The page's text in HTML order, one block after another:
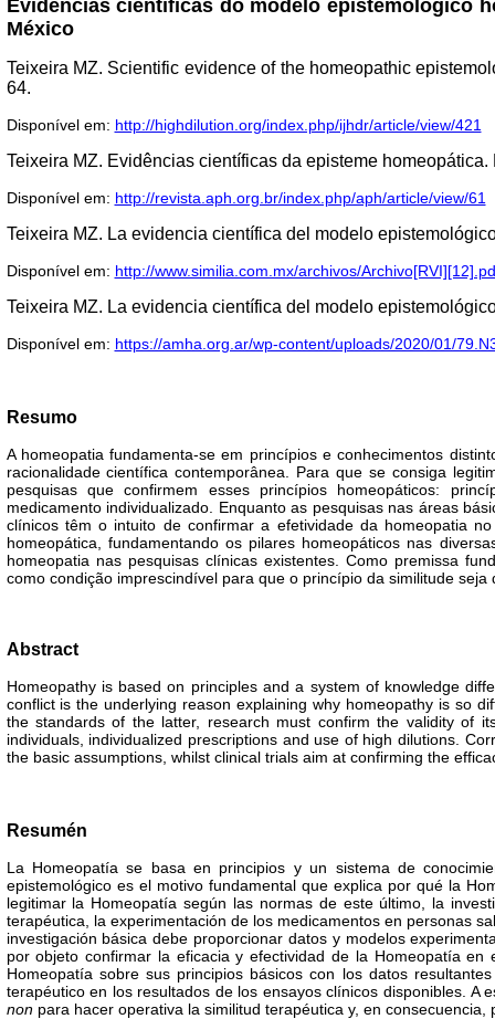
Evidências científicas do modelo epistemológico
México
Teixeira MZ. Scientific evidence of the homeopathic
64.
Disponível em: http://highdilution.org/index.php/ijhdr/article/view/421
Teixeira MZ. Evidências científicas da episteme
Disponível em: http://revista.aph.org.br/index.php/aph/article/view/61
Teixeira MZ. La evidencia científica del modelo
Disponível em: http://www.similia.com.mx/archivos/
Teixeira MZ. La evidencia científica del modelo
Disponível em: https://amha.org.ar/wp-content/uploads/2020/01/
Resumo
A homeopatia fundamenta-se em princípios e conhecimentos
racionalidade científica contemporânea. Para que se consiga
pesquisas que confirmem esses princípios homeopáticos:
medicamento individualizado. Enquanto as pesquisas nas áreas
clínicos têm o intuito de confirmar a efetividade da homeopatia
homeopática, fundamentando os pilares homeopáticos nas
homeopatia nas pesquisas clínicas existentes. Como premissa
como condição imprescindível para que o princípio da similitude
Abstract
Homeopathy is based on principles and a system of knowledge
conflict is the underlying reason explaining why homeopathy is so
the standards of the latter, research must confirm the validity of
individuals, individualized prescriptions and use of high dilutions.
the basic assumptions, whilst clinical trials aim at confirming the
Resumén
La Homeopatía se basa en principios y un sistema de
epistemológico es el motivo fundamental que explica por qué la
legitimar la Homeopatía según las normas de este último, la
terapéutica, la experimentación de los medicamentos en personas
investigación básica debe proporcionar datos y modelos
por objeto confirmar la eficacia y efectividad de la Homeopatía
Homeopatía sobre sus principios básicos con los datos
terapéutico en los resultados de los ensayos clínicos disponibles.
non para hacer operativa la similitud terapéutica y, en